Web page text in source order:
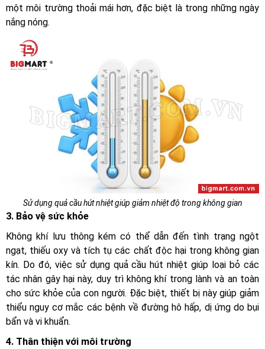
một môi trường thoải mái hơn, đặc biệt là trong những ngày
nắng nóng.
Sử dụng quả cầu hút nhiệt giúp giảm nhiệt độ trong không gian
3. Bảo vệ sức khỏe
Không khí lưu thông kém có thể dẫn đến tình trạng ngột
ngạt, thiếu oxy và tích tụ các chất độc hại trong không gian
kín. Do đó, việc sử dụng quả cầu hút nhiệt giúp loại bỏ các
tác nhân gây hại này, duy trì không khí trong lành và an toàn
cho sức khỏe của con người. Đặc biệt, thiết bị này giúp giảm
thiểu nguy cơ mắc các bệnh về đường hô hấp, dị ứng do bụi
bẩn và vi khuẩn.
4. Thân thiện với môi trường